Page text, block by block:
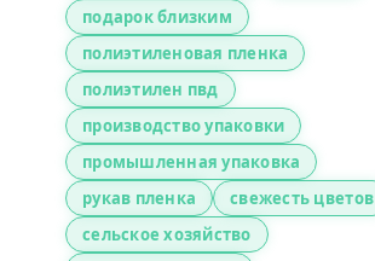
подарок близким
полиэтиленовая пленка
полиэтилен пвд
производство упаковки
промышленная упаковка
рукав пленка
свежесть цветов
сельское хозяйство